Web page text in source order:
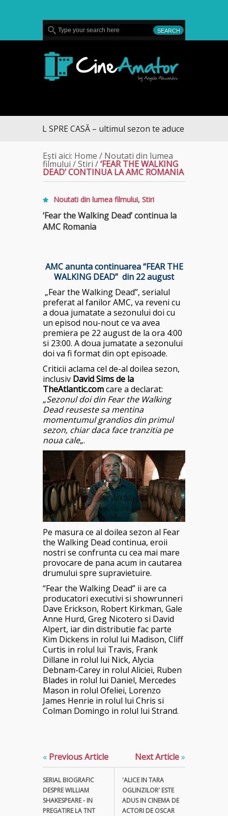
DRUMUL SPRE CASĂ – ultimul sezon te aduce la DIVA
Ești aici: Home / Noutati din lumea
filmului /Stiri /‘FEAR THE WALKING
DEAD’ CONTINUA LA AMC ROMANIA
Noutati din lumea filmului, Stiri
‘Fear the Walking Dead’ continua la
AMC Romania
AMC anunta continuarea “FEAR THE
WALKING DEAD” din 22 august
„Fear the Walking Dead”, serialul
preferat al fanilor AMC, va reveni cu
a doua jumatate a sezonului doi cu
un episod nou-nout ce va avea
premiera pe 22 august de la ora 4:00
si 23:00. A doua jumatate a sezonului
doi va fi format din opt episoade.
Criticii aclama cel de-al doilea sezon,
inclusiv David Sims de la
TheAtlantic.comcare a declarat:
„Sezonul doi din Fear the Walking
Dead reuseste sa mentina
momentumul grandios din primul
sezon, chiar daca face tranzitia pe
noua cale„.
Pe masura ce al doilea sezon al Fear
the Walking Dead continua, eroii
nostri se confrunta cu cea mai mare
provocare de pana acum in cautarea
drumului spre supravietuire.
“Fear the Walking Dead” ii are ca
producatori executivi si showrunneri
Dave Erickson, Robert Kirkman, Gale
Anne Hurd, Greg Nicotero si David
Alpert, iar din distributie fac parte
Kim Dickens in rolul lui Madison, Cliff
Curtis in rolul lui Travis, Frank
Dillane in rolul lui Nick, Alycia
Debnam-Carey in rolul Aliciei, Ruben
Blades in rolul lui Daniel, Mercedes
Mason in rolul Ofeliei, Lorenzo
James Henrie in rolul lui Chris si
Colman Domingo in rolul lui Strand.
« Previous Article
SERIAL BIOGRAFIC
DESPRE WILLIAM
SHAKESPEARE - IN
PREGATIRE LA TNT
Next Article»
'ALICE IN TARA
OGLINZILOR' ESTE
ADUS IN CINEMA DE
ACTORI DE OSCAR